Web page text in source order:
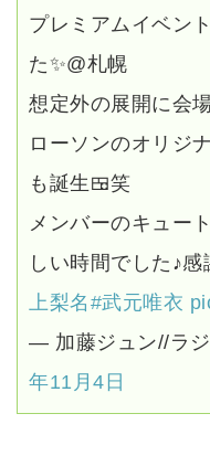
プレミアムイベン
た✨@札幌
想定外の展開に会
ローソンのオリジ
も誕生🍱笑
メンバーのキュー
しい時間でした♪感
上梨名 #武元唯衣
— 加藤ジュン//ラ
年11月4日